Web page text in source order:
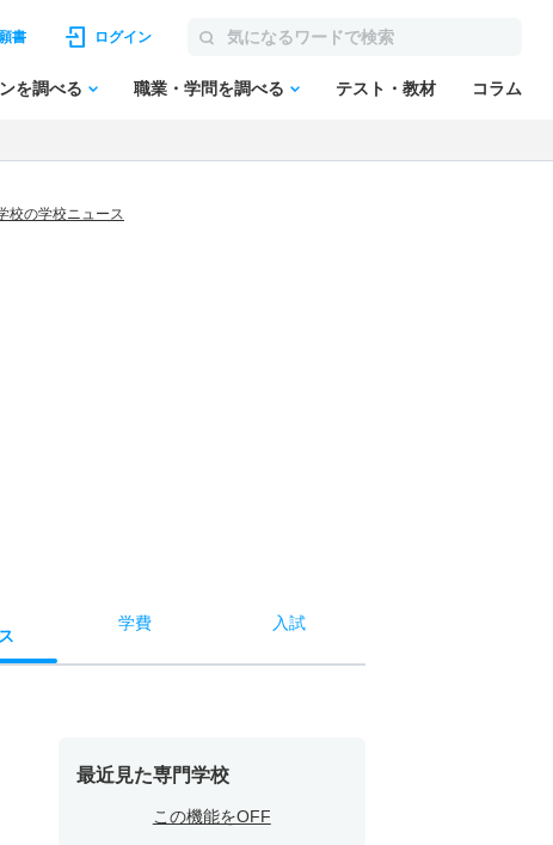
書 ログイン
を調べる 職業・学問を調べる テスト・教材 コラム
校の学校ニュース
学費 入試
最近見た専門学校
この機能をOFF